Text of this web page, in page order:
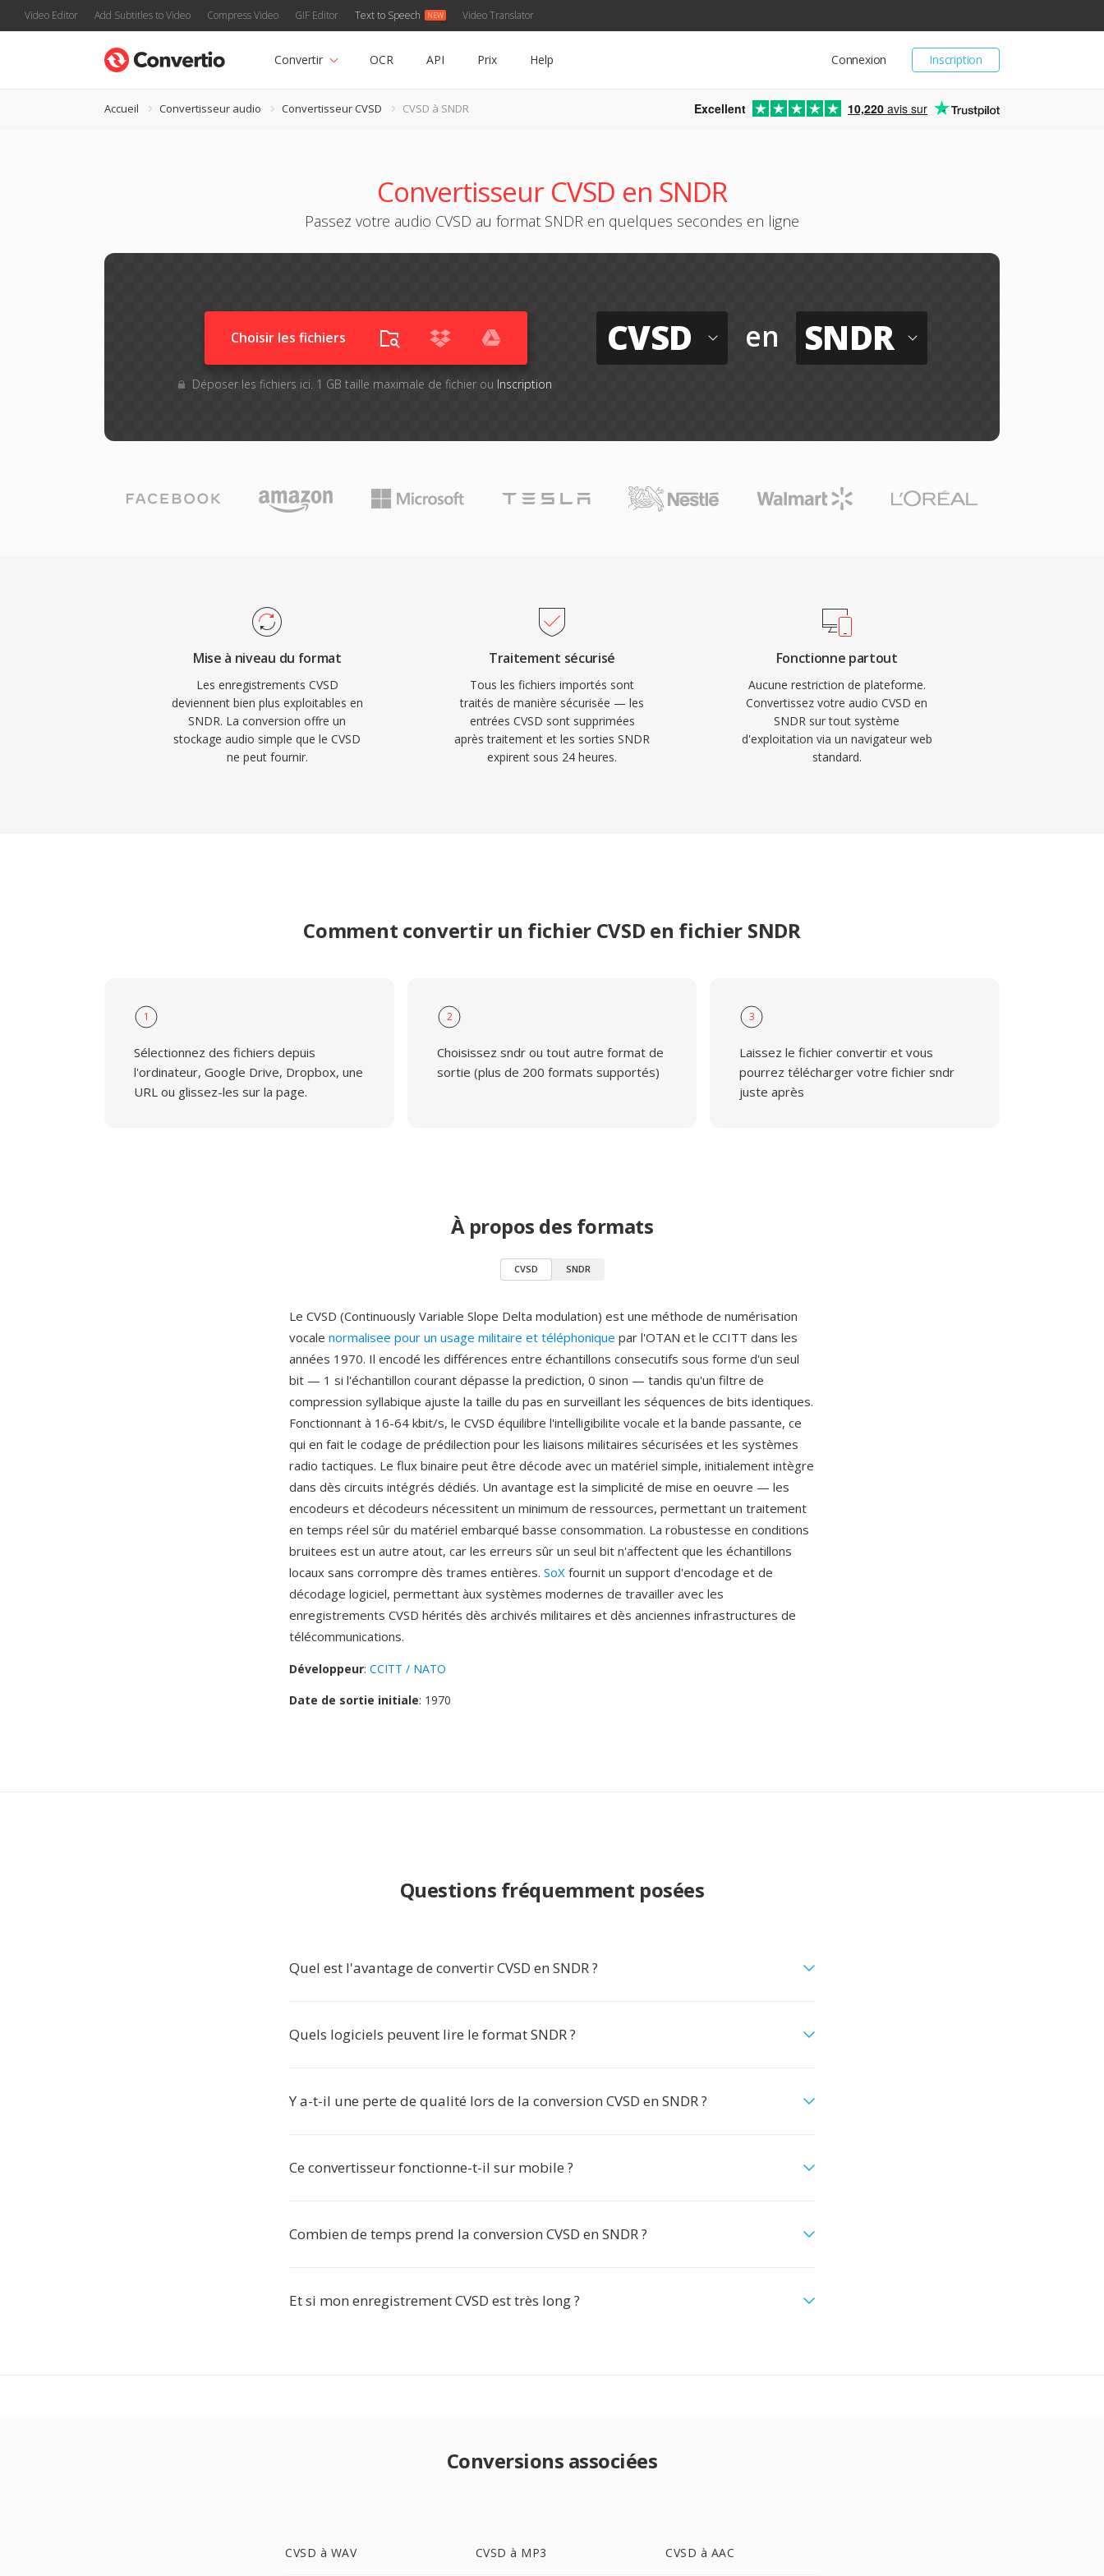
Video Editor Add Subtitles to Video Compress Video GIF Editor Text to Speech Video Translator
Inscription
Connexion
Convertir OCR API Prix Help
Accueil Convertisseur audio Convertisseur CVSD CVSD à SNDR Excellent 10,220 avis sur
Convertisseur CVSD en SNDR
Passez votre audio CVSD au format SNDR en quelques secondes en ligne
Choisir les fichiers
Déposer les fichiers ici. 1 GB taille maximale de fichier ou Inscription
CVSD en SNDR
Mise à niveau du format
Les enregistrements CVSD
deviennent bien plus exploitables en
SNDR. La conversion offre un
stockage audio simple que le CVSD
ne peut fournir.
Traitement sécurisé
Tous les fichiers importés sont
traités de manière sécurisée — les
entrées CVSD sont supprimées
après traitement et les sorties SNDR
expirent sous 24 heures.
Fonctionne partout
Aucune restriction de plateforme.
Convertissez votre audio CVSD en
SNDR sur tout système
d'exploitation via un navigateur web
standard.
Comment convertir un fichier CVSD en fichier SNDR
1
Sélectionnez des fichiers depuis
l'ordinateur, Google Drive, Dropbox, une
URL ou glissez-les sur la page.
2
Choisissez sndr ou tout autre format de
sortie (plus de 200 formats supportés)
3
Laissez le fichier convertir et vous
pourrez télécharger votre fichier sndr
juste après
À propos des formats
CVSD SNDR
Le CVSD (Continuously Variable Slope Delta modulation) est une méthode de numérisation
vocale normalisee pour un usage militaire et téléphonique par l'OTAN et le CCITT dans les
années 1970. Il encodé les différences entre échantillons consecutifs sous forme d'un seul
bit — 1 si l'échantillon courant dépasse la prediction, 0 sinon — tandis qu'un filtre de
compression syllabique ajuste la taille du pas en surveillant les séquences de bits identiques.
Fonctionnant à 16-64 kbit/s, le CVSD équilibre l'intelligibilite vocale et la bande passante, ce
qui en fait le codage de prédilection pour les liaisons militaires sécurisées et les systèmes
radio tactiques. Le flux binaire peut être décode avec un matériel simple, initialement intègre
dans dès circuits intégrés dédiés. Un avantage est la simplicité de mise en oeuvre — les
encodeurs et décodeurs nécessitent un minimum de ressources, permettant un traitement
en temps réel sûr du matériel embarqué basse consommation. La robustesse en conditions
bruitees est un autre atout, car les erreurs sûr un seul bit n'affectent que les échantillons
locaux sans corrompre dès trames entières. SoX fournit un support d'encodage et de
décodage logiciel, permettant àux systèmes modernes de travailler avec les
enregistrements CVSD hérités dès archivés militaires et dès anciennes infrastructures de
télécommunications.
Développeur: CCITT / NATO
Date de sortie initiale: 1970
Questions fréquemment posées
Quel est l'avantage de convertir CVSD en SNDR ?
Quels logiciels peuvent lire le format SNDR ?
Y a-t-il une perte de qualité lors de la conversion CVSD en SNDR ?
Ce convertisseur fonctionne-t-il sur mobile ?
Combien de temps prend la conversion CVSD en SNDR ?
Et si mon enregistrement CVSD est très long ?
Conversions associées
CVSD à WAV CVSD à MP3 CVSD à AAC